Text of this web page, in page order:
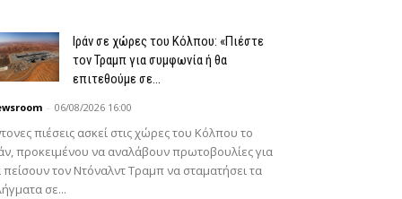
Ιράν σε χώρες του Κόλπου: «Πιέστε
τον Τραμπ για συμφωνία ή θα
επιτεθούμε σε...
- 06/08/2026 16:00
πιέσεις ασκεί στις χώρες του Κόλπου το
προκειμένου να αναλάβουν πρωτοβουλίες για
πείσουν τον Ντόναλντ Τραμπ να σταματήσει τα
σε...